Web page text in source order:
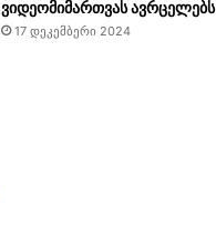
ვიდეომიმართვას ავრცელებს
17 დეკემბერი 2024